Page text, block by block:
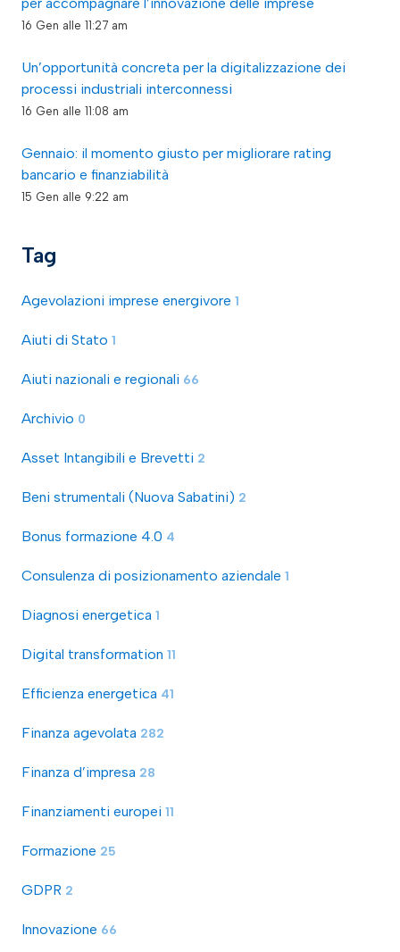
16 Gen alle 11:27 am
Un’opportunità concreta per la digitalizzazione dei
processi industriali interconnessi
16 Gen alle 11:08 am
Gennaio: il momento giusto per migliorare rating
bancario e finanziabilità
15 Gen alle 9:22 am
Tag
Agevolazioni imprese energivore 1
Aiuti di Stato 1
Aiuti nazionali e regionali 66
Archivio 0
Asset Intangibili e Brevetti 2
Beni strumentali (Nuova Sabatini) 2
Bonus formazione 4.0 4
Consulenza di posizionamento aziendale 1
Diagnosi energetica 1
Digital transformation 11
Efficienza energetica 41
Finanza agevolata 282
Finanza d’impresa 28
Finanziamenti europei 11
Formazione 25
GDPR 2
Innovazione 66